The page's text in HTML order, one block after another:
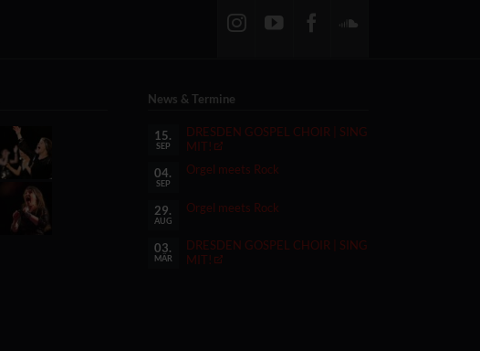
News & Termine
15.
SEP
DRESDEN GOSPEL CHOIR | SING
MIT!
04.
SEP
Orgel meets Rock
29.
AUG
Orgel meets Rock
03.
MÄR
DRESDEN GOSPEL CHOIR | SING
MIT!